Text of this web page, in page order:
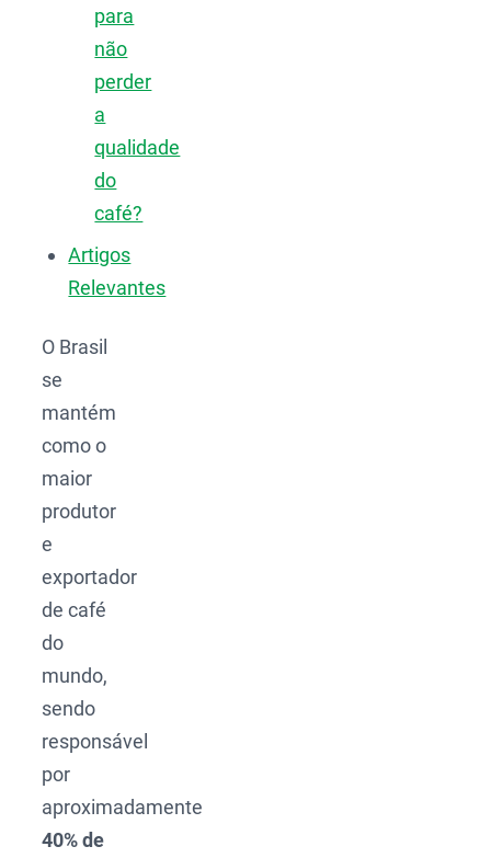
para
não
perder
a
qualidade
do
café?
Artigos
Relevantes
O Brasil
se
mantém
como o
maior
produtor
e
exportador
de café
do
mundo,
sendo
responsável
por
aproximadamente
40% de